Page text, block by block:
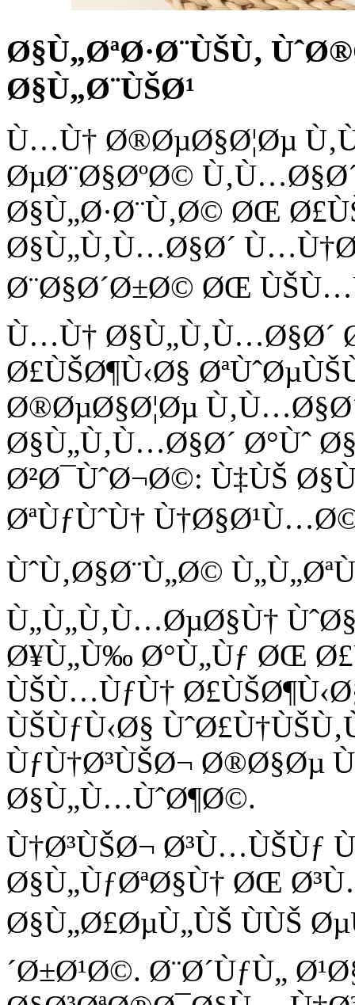
Ø§Ù„ØªØ·Ø¨ÙŠÙ‚
Ø§Ù„Ø¨ÙŠØ¹
Ù…Ù† Ø®ØµØ§Ø¦Øµ
ØµØ¨Ø§ØºØ©
Ø§Ù„Ø·Ø¨Ù‚Ø© ØŒ
Ø§Ù„Ù‚Ù…Ø§Ø´
Ø¨Ø§Ø´Ø±Ø© ØŒ
Ù…Ù† Ø§Ù„Ù‚Ù…Ø§Ø´
Ø£ÙŠØ¶Ù‹Ø§
Ø®ØµØ§Ø¦Øµ
Ø§Ù„Ù‚Ù…Ø§Ø´ Ø°Ùˆ
Ø²Ø¯ÙˆØ¬Ø©: Ù‡ÙŠ
ØªÙƒÙˆÙ†
ÙˆÙ‚Ø§Ø¨Ù„Ø©
Ù„Ù„Ù‚Ù…ØµØ§Ù†
Ø¥Ù„Ù‰ Ø°Ù„Ùƒ ØŒ
ÙŠÙ…ÙƒÙ†
ÙŠÙƒÙ‹Ø§
ÙƒÙ†Ø³ÙŠØ¬ Ø®Ø§Øµ
Ø§Ù„Ù…ÙˆØ¶Ø©.
Ù†Ø³ÙŠØ¬ Ø³Ù…ÙŠÙƒ
Ø§Ù„ÙƒØªØ§Ù† ØŒ
Ø§Ù„Ø£ØµÙ„ÙŠ ÙÙŠ
´Ø±Ø¹Ø©. Ø¨Ø´ÙƒÙ„